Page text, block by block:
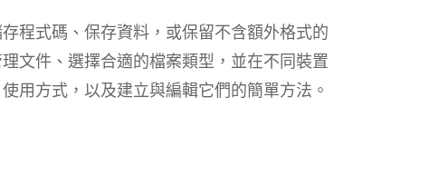
程式碼、保存資料，或保留不含額外格式的
文件、選擇合適的檔案類型，並在不同裝置
用方式，以及建立與編輯它們的簡單方法。